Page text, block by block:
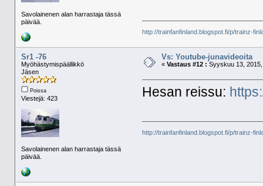
Savolainenen alan harrastaja tässä
päivää.
http://trainfanfinland.blogspot.fi/p/trainz-
Sr1 -76
Myöhästymispäällikkö
Jäsen
Poissa
Viestejä: 423
Savolainenen alan harrastaja tässä
päivää.
Vs: Youtube-junavideoita
« Vastaus #12 : Syyskuu 13,
Hesan reissu:
http://trainfanfinland.blogspot.fi/p/trainz-